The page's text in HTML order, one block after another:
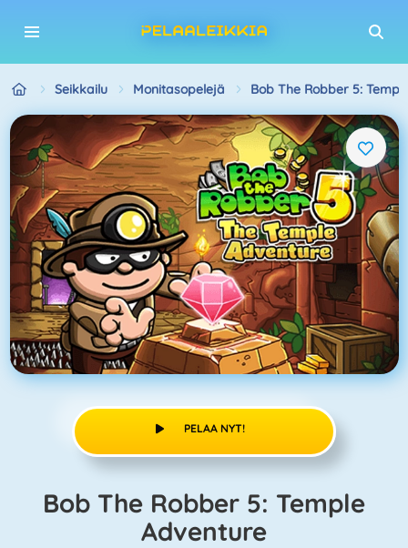
Seikkailu Monitasopelejä Bob The Robber 5:
PELAA NYT!
Bob The Robber 5: Temple
Adventure